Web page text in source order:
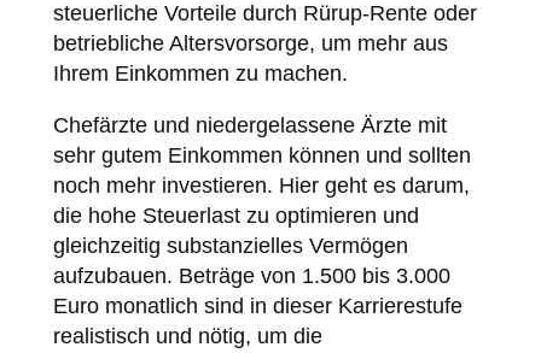
steuerliche Vorteile durch Rürup-Rente oder
betriebliche Altersvorsorge, um mehr aus
Ihrem Einkommen zu machen.
Chefärzte und niedergelassene Ärzte mit
sehr gutem Einkommen können und sollten
noch mehr investieren. Hier geht es darum,
die hohe Steuerlast zu optimieren und
gleichzeitig substanzielles Vermögen
aufzubauen. Beträge von 1.500 bis 3.000
Euro monatlich sind in dieser Karrierestufe
realistisch und nötig, um die